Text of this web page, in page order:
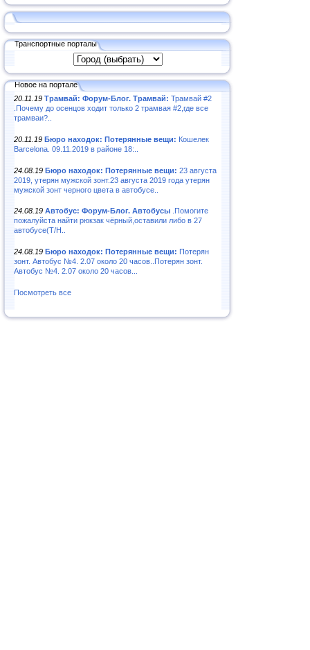
Транспортные порталы
Новое на портале
20.11.19 Трамвай: Форум-Блог. Трамвай: Трамвай #2
.Почему до осенцов ходит только 2 трамвая #2,где все
трамваи?..
20.11.19 Бюро находок: Потерянные вещи: Кошелек
Barcelona. 09.11.2019 в районе 18:..
24.08.19 Бюро находок: Потерянные вещи: 23 августа
2019, утерян мужской зонт.23 августа 2019 года утерян
мужской зонт черного цвета в автобусе..
24.08.19 Автобус: Форум-Блог. Автобусы .Помогите
пожалуйста найти рюкзак чёрный,оставили либо в 27
автобусе(Т/Н..
24.08.19 Бюро находок: Потерянные вещи: Потерян
зонт. Автобус №4. 2.07 около 20 часов..Потерян зонт.
Автобус №4. 2.07 около 20 часов...
Посмотреть все